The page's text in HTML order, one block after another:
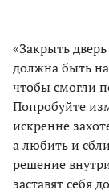
«Закрыть
должна быть
чтобы смогли
Попробуйте
искренне
а любить и
решение
заставят себя